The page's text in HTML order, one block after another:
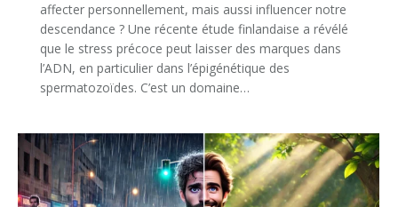
affecter personnellement, mais aussi influencer notre
descendance ? Une récente étude finlandaise a révélé
que le stress précoce peut laisser des marques dans
l’ADN, en particulier dans l’épigénétique des
spermatozoïdes. C’est un domaine…